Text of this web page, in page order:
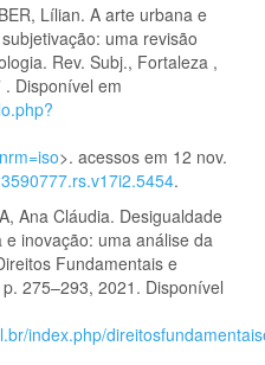
Lílian. A arte urbana e
uma revisão
Rev. Subj., Fortaleza ,
Disponível em
>. acessos em 12 nov.
.
Ana Cláudia. Desigualdade
inovação: uma análise da
Fundamentais e
275–293, 2021. Disponível
index.php/